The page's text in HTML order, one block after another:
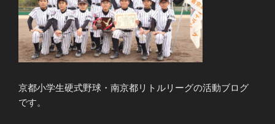
京都小学生硬式野球・南京都リトルリーグの活動ブログ
です。